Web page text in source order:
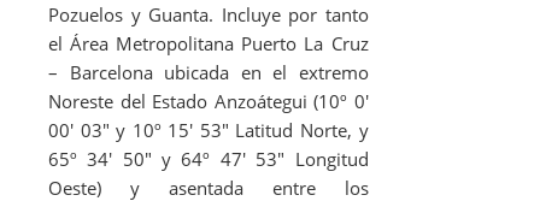
Pozuelos y Guanta. Incluye por tanto
el Área Metropolitana Puerto La Cruz
– Barcelona ubicada en el extremo
Noreste del Estado Anzoátegui (10º 0′
00′ 03″ y 10º 15′ 53″ Latitud Norte, y
65º 34′ 50″ y 64º 47′ 53″ Longitud
Oeste) y asentada entre los